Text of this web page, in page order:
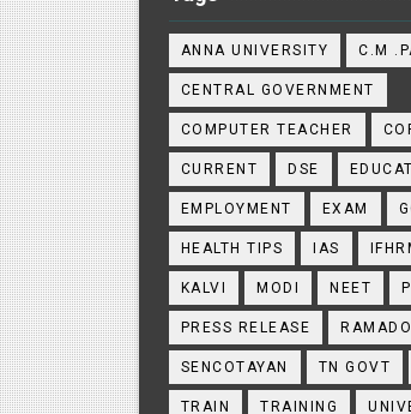
ANNA UNIVERSITY C.M
CENTRAL GOVERNMENT
COMPUTER TEACHER
CURRENT DSE
EMPLOYMENT EXAM
HEALTH TIPS IAS
KALVI MODI NEET
PRESS RELEASE
SENCOTAYAN TN GOVT
TRAIN TRAINING